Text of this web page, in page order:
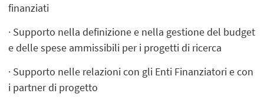
finanziati
· Supporto nella definizione e nella gestione del budget
e delle spese ammissibili per i progetti di ricerca
· Supporto nelle relazioni con gli Enti Finanziatori e con
i partner di progetto